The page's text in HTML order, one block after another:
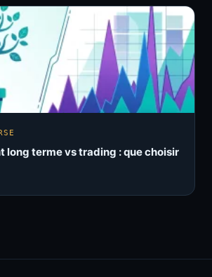
long terme vs trading : que choisir